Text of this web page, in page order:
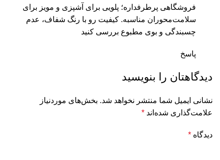
فروشگاهی پرطرفداره؛ پلویی برای آشپزی و مویز برای
سلامت‌محوران مناسبه. کیفیت رو با رنگ شفاف، عدم
چسبندگی و بوی مطبوع بررسی کنید
پاسخ
دیدگاهتان را بنویسید
نشانی ایمیل شما منتشر نخواهد شد. بخش‌های موردنیاز
علامت‌گذاری شده‌اند *
دیدگاه *